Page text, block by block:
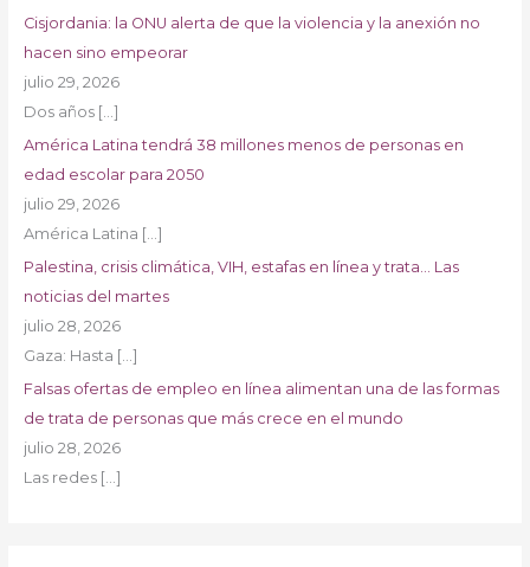
Cisjordania: la ONU alerta de que la violencia y la anexión no
hacen sino empeorar
julio 29, 2026
Dos años […]
América Latina tendrá 38 millones menos de personas en
edad escolar para 2050
julio 29, 2026
América Latina […]
Palestina, crisis climática, VIH, estafas en línea y trata… Las
noticias del martes
julio 28, 2026
Gaza: Hasta […]
Falsas ofertas de empleo en línea alimentan una de las formas
de trata de personas que más crece en el mundo
julio 28, 2026
Las redes […]